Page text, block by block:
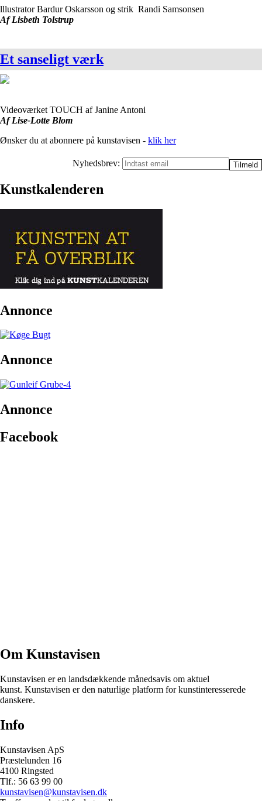
lllustrator Bardur Oskarsson og strik Randi Samsonsen
Af Lisbeth Tolstrup
Et sanseligt værk
Videoværket TOUCH af Janine Antoni
Af Lise-Lotte Blom
Ønsker du at abonnere på kunstavisen - klik her
Nyhedsbrev:
Kunstkalenderen
Annonce
Annonce
Annonce
Facebook
Om Kunstavisen
Kunstavisen er en landsdækkende månedsavis om aktuel
kunst. Kunstavisen er den naturlige platform for kunstinteresserede
danskere.
Info
Kunstavisen ApS
Præstelunden 16
4100 Ringsted
Tlf.: 56 63 99 00
kunstavisen@kunstavisen.dk